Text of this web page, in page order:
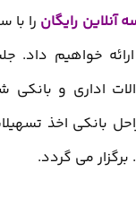
آنلاین رایگان را
خواهیم داد.
اداری و بانکی
بانکی اخذ
می گردد.